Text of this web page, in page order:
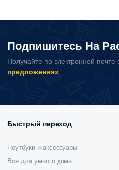
Подпишитесь На
Получайте по электронной почте
предложениях.
Быстрый переход
Ноутбуки и аксессуары
Все для умного дома